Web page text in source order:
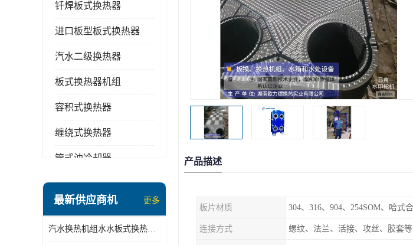
钎焊板式换热器
进口板型板式换热器
汽水二级换热器
板式换热器机组
容积式换热器
缠绕式换热器
管式油冷却器
盘管换热
变频供水机组
最新供应商机 更多
汽水换热机组水水板式换热机组板式热交换机组厂家专业定制
产品描述
板片材质
连接方式 螺纹、法兰、活接、攻丝、胶套等